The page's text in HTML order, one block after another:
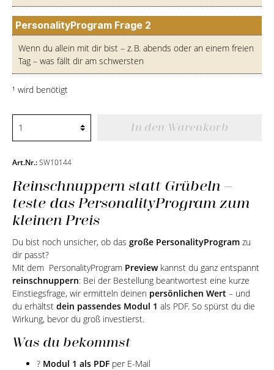
PersonalityProgram Frage 2
Wenn du allein mit dir bist – z. B. abends oder an einem freien
Tag – was fällt dir am schwersten
¹ wird benötigt
In den Warenkorb
Art.Nr.:SW10144
Reinschnuppern statt Grübeln –
teste das PersonalityProgram zum
kleinen Preis
Du bist noch unsicher, ob das große PersonalityProgram zu
dir passt?
Mit dem PersonalityProgram Previewkannst du ganz entspannt
reinschnuppern: Bei der Bestellung beantwortest eine kurze
Einstiegsfrage, wir ermitteln deinen persönlichen Wert – und
du erhältst dein passendes Modul 1 als PDF. So spürst du die
Wirkung, bevor du groß investierst.
Was du bekommst
? Modul 1 als PDF per E-Mail